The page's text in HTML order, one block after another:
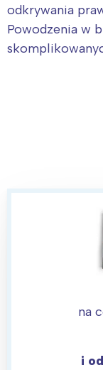
odkrywania
Powodzenia w
na
i